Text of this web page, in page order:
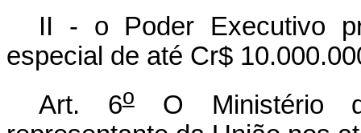
II - o Poder Executivo
especial de até Cr$
Art. 6oO Ministério